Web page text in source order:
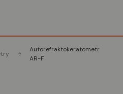
Autorefraktokeratometr
AR-F